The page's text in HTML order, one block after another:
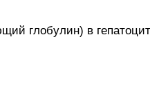
глобулин) в